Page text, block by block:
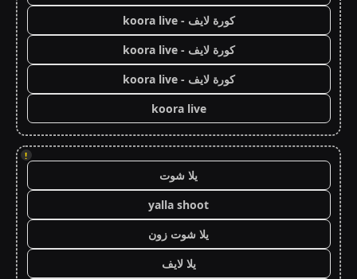
كورة لايف - koora live
كورة لايف - koora live
كورة لايف - koora live
koora live
!
يلا شوت
yalla shoot
يلا شوت زون
يلا لايف